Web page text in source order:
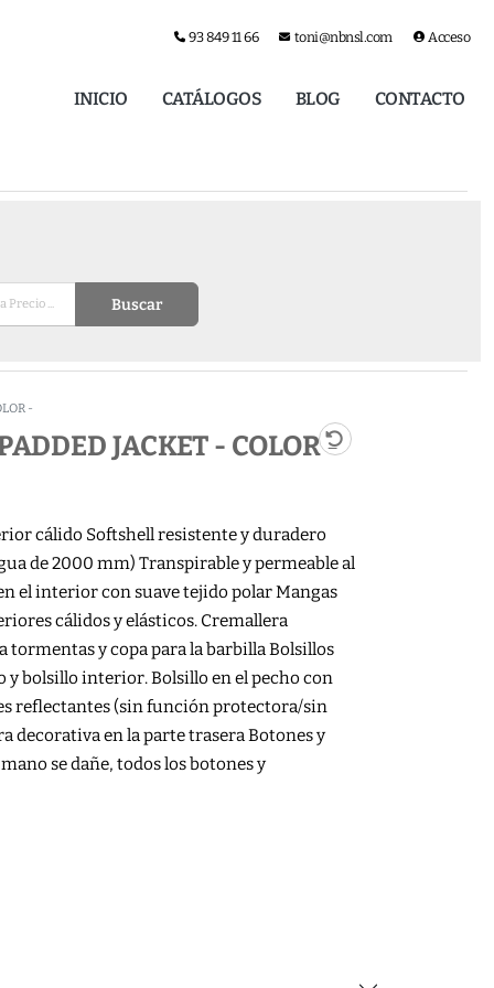
93 849 11 66 toni@nbnsl.com Acceso
INICIO CATÁLOGOS BLOG CONTACTO
Buscar
-
JACKET - COLOR -
cálido Softshell resistente y duradero
de 2000 mm) Transpirable y permeable al
el interior con suave tejido polar Mangas
cálidos y elásticos. Cremallera
tormentas y copa para la barbilla Bolsillos
y bolsillo interior. Bolsillo en el pecho con
reflectantes (sin función protectora/sin
decorativa en la parte trasera Botones y
se dañe, todos los botones y